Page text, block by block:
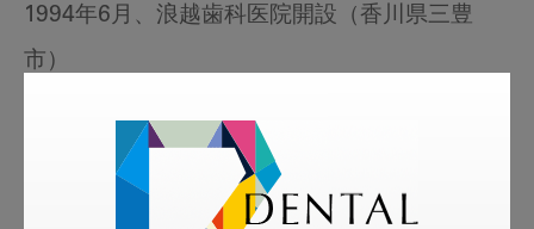
1994年6月、浪越歯科医院開設（香川県三豊
市）
2002年4月～2010年3月、長崎大学歯学部臨床